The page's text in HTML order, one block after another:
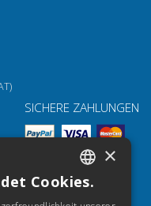
SICHERE ZAHLUNGEN
ITALIAN
×
Cookies.